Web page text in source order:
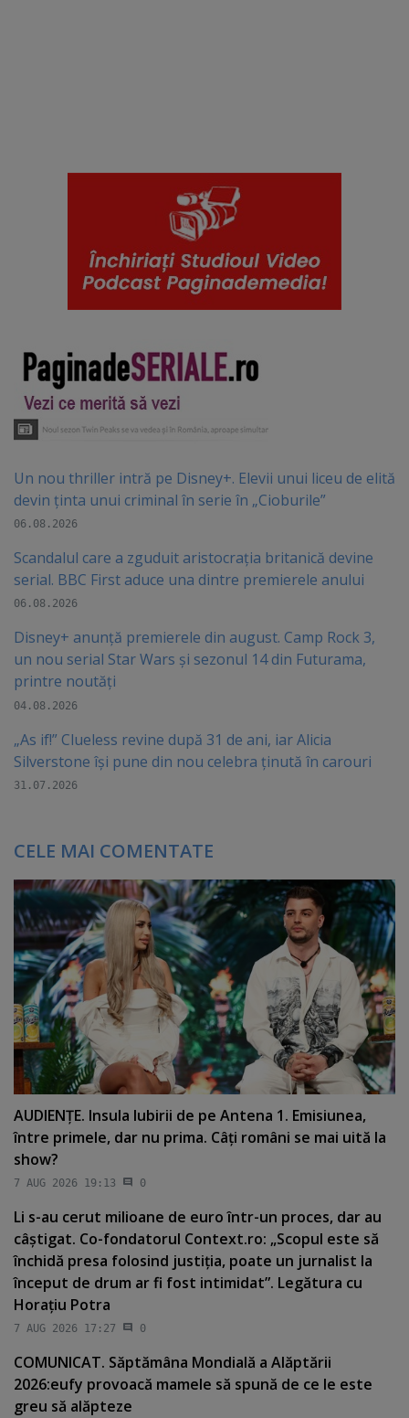
Un nou thriller intră pe Disney+. Elevii unui liceu de elită
devin ținta unui criminal în serie în „Cioburile”
06.08.2026
Scandalul care a zguduit aristocrația britanică devine
serial. BBC First aduce una dintre premierele anului
06.08.2026
Disney+ anunță premierele din august. Camp Rock 3,
un nou serial Star Wars și sezonul 14 din Futurama,
printre noutăți
04.08.2026
„As if!” Clueless revine după 31 de ani, iar Alicia
Silverstone își pune din nou celebra ținută în carouri
31.07.2026
CELE MAI COMENTATE
AUDIENŢE. Insula Iubirii de pe Antena 1. Emisiunea,
între primele, dar nu prima. Câţi români se mai uită la
show?
7 AUG 2026 19:13 0
Li s-au cerut milioane de euro într-un proces, dar au
câştigat. Co-fondatorul Context.ro: „Scopul este să
închidă presa folosind justiţia, poate un jurnalist la
început de drum ar fi fost intimidat”. Legătura cu
Horaţiu Potra
7 AUG 2026 17:27 0
COMUNICAT. Săptămâna Mondială a Alăptării
2026:eufy provoacă mamele să spună de ce le este
greu să alăpteze